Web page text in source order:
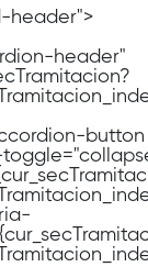
header">
header"